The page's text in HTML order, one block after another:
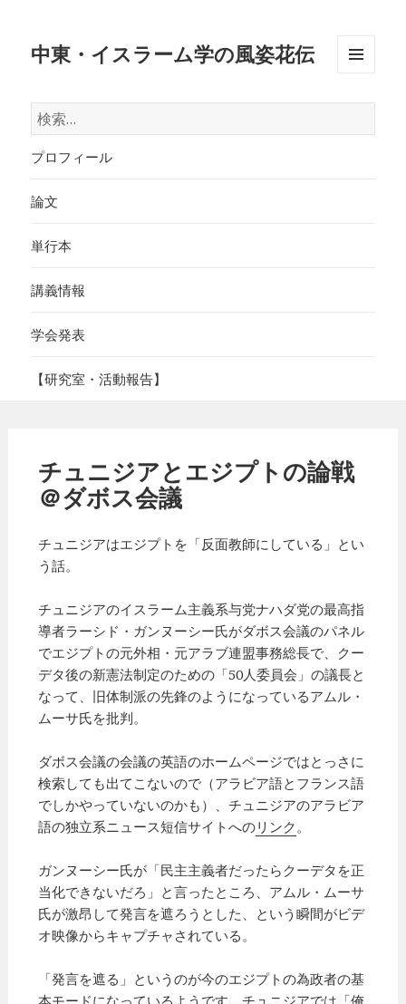
中東・イスラーム学の風姿花伝
検
索:
プロフィール
論文
単行本
講義情報
学会発表
【研究室・活動報告】
チュニジアとエジプトの論戦
＠ダボス会議
チュニジアはエジプトを「反面教師にしている」とい
う話。
チュニジアのイスラーム主義系与党ナハダ党の最高指
導者ラーシド・ガンヌーシー氏がダボス会議のパネル
でエジプトの元外相・元アラブ連盟事務総長で、クー
デタ後の新憲法制定のための「50人委員会」の議長と
なって、旧体制派の先鋒のようになっているアムル・
ムーサ氏を批判。
ダボス会議の会議の英語のホームページではとっさに
検索しても出てこないので（アラビア語とフランス語
でしかやっていないのかも）、チュニジアのアラビア
語の独立系ニュース短信サイトへのリンク。
ガンヌーシー氏が「民主主義者だったらクーデタを正
当化できないだろ」と言ったところ、アムル・ムーサ
氏が激昂して発言を遮ろうとした、という瞬間がビデ
オ映像からキャプチャされている。
「発言を遮る」というのが今のエジプトの為政者の基